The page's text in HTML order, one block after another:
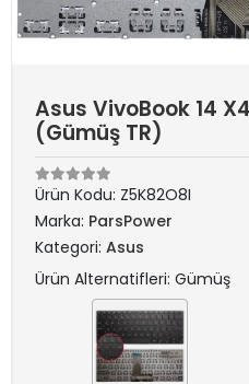
Asus VivoBook 14
(Gümüş TR)
Ürün Kodu: Z5K82O8I
Marka: ParsPower
Kategori: Asus
Ürün Alternatifleri: Gümüş